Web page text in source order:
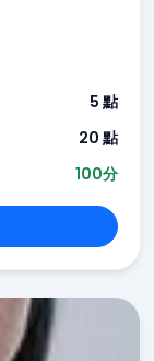
5 點
20 點
100分